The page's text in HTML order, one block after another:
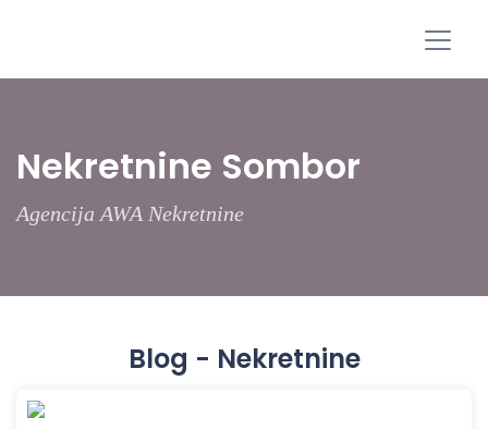
Nekretnine Sombor
Agencija AWA Nekretnine
Blog - Nekretnine